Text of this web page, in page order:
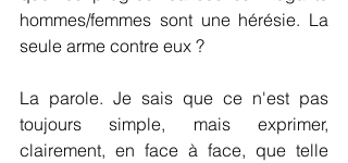
hommes/femmes sont une hérésie. La
seule arme contre eux ?
La parole. Je sais que ce n'est pas
toujours simple, mais exprimer,
clairement, en face à face, que telle